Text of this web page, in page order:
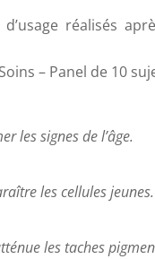
réalisés
– Panel de 10
les signes de l’âge.
les cellules jeunes.
les taches